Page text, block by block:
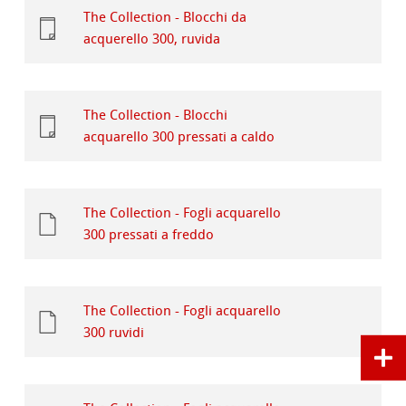
The Collection - Blocchi da
acquerello 300, ruvida
The Collection - Blocchi
acquarello 300 pressati a caldo
The Collection - Fogli acquarello
300 pressati a freddo
The Collection - Fogli acquarello
300 ruvidi